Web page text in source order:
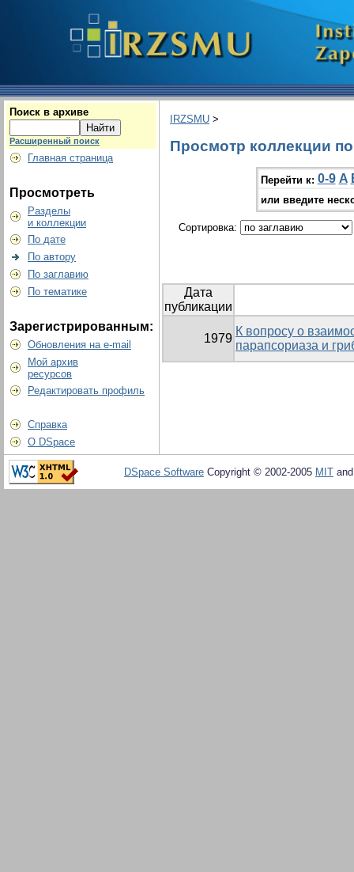
Поиск в архиве
Расширенный поиск
Главная страница
Просмотреть
Разделы
и коллекции
По дате
По автору
По заглавию
По тематике
Зарегистрированным:
Обновления на e-mail
Мой архив
ресурсов
Редактировать профиль
Справка
О DSpace
IRZSMU >
Просмотр коллекции
Перейти к: 0-9 A
или введите
Сортировка:
Дата
публикации
1979
К вопросу о
парапсориаза и
DSpace Software Copyright © 2002-2005 MIT